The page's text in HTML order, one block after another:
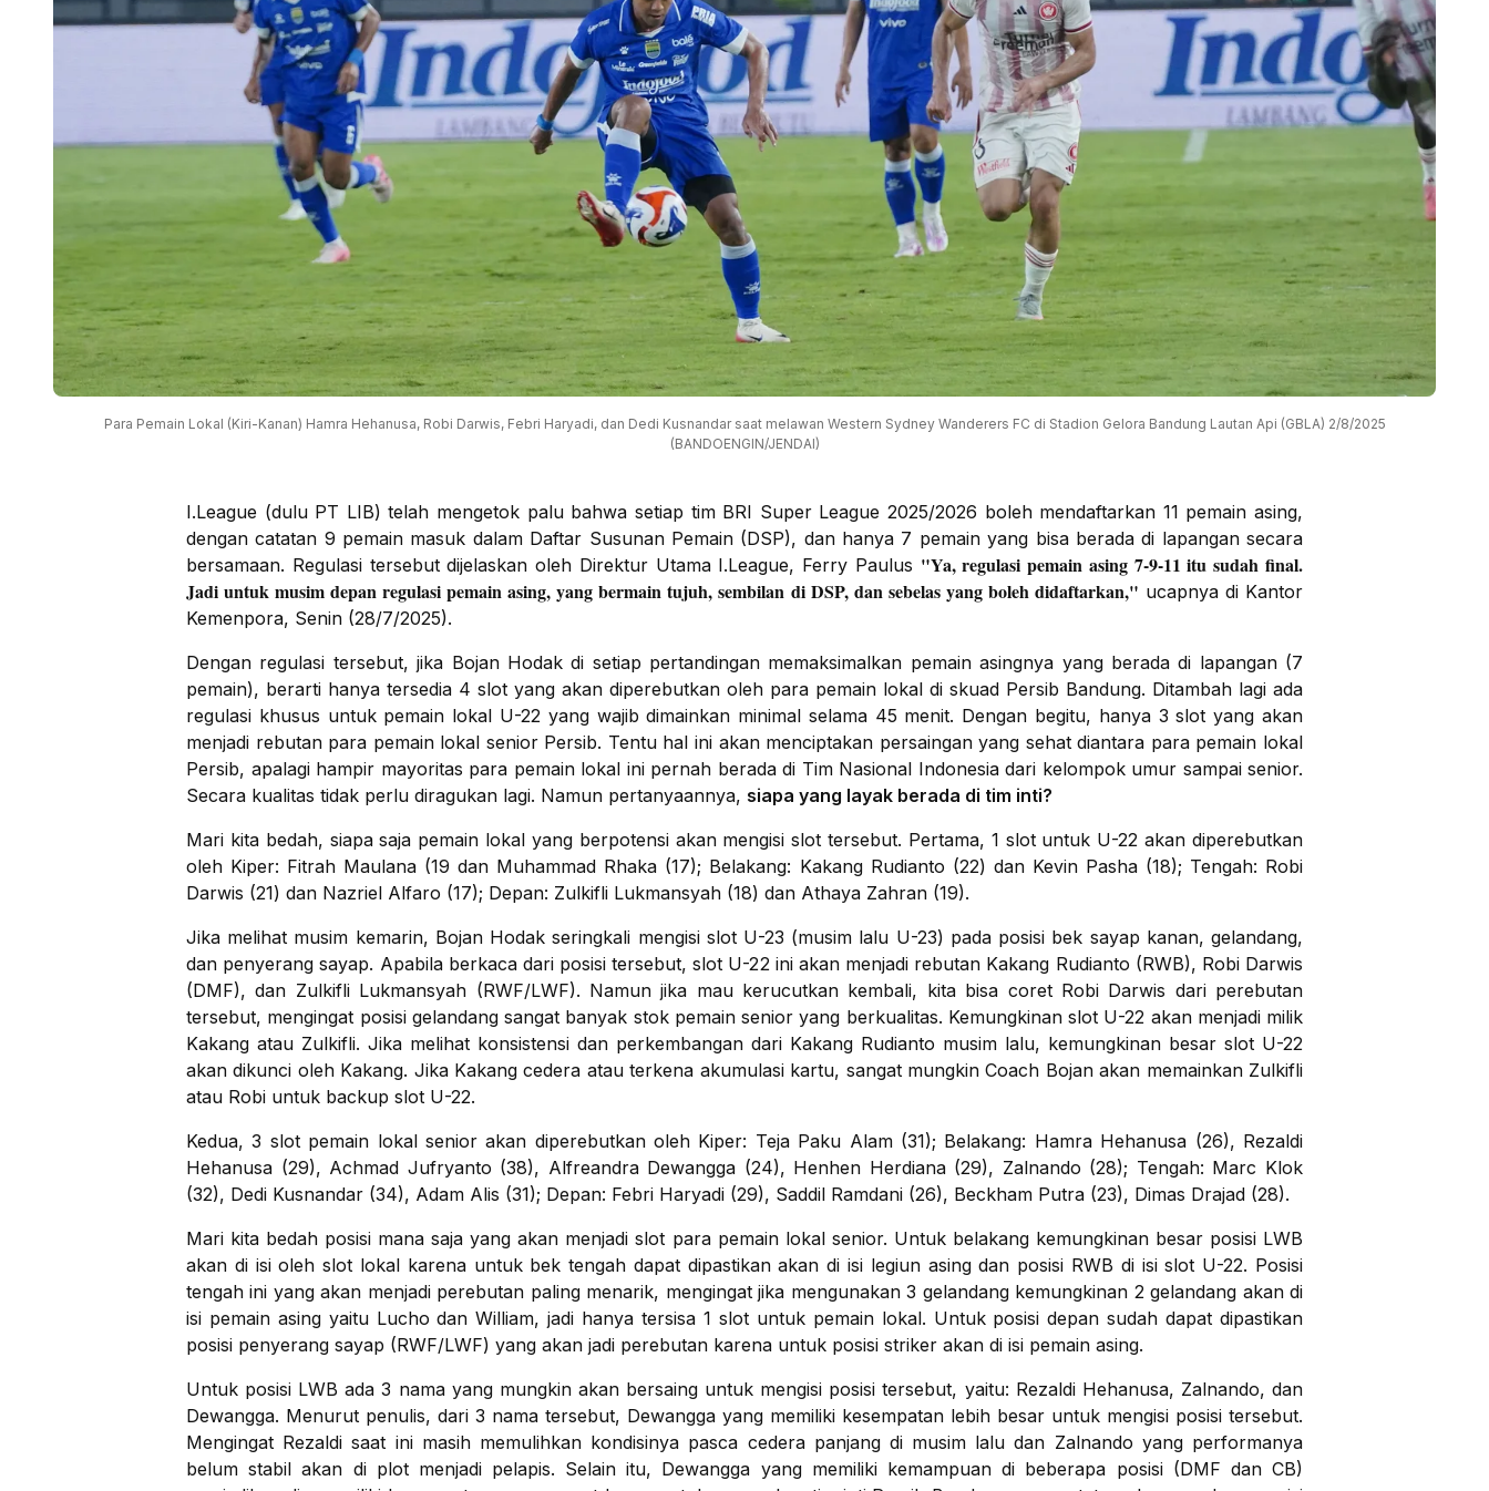
Para Pemain Lokal (Kiri-Kanan) Hamra Hehanusa, Robi Darwis, Febri Haryadi, dan Dedi Kusnandar saat melawan Western Sydney Wanderers FC di Stadion Gelora Bandung Lautan Api (GBLA) 2/8/2025
(BANDOENGIN/JENDAI)
I.League (dulu PT LIB) telah mengetok palu bahwa setiap tim BRI Super League 2025/2026 boleh mendaftarkan 11 pemain asing,
dengan catatan 9 pemain masuk dalam Daftar Susunan Pemain (DSP), dan hanya 7 pemain yang bisa berada di lapangan secara
bersamaan. Regulasi tersebut dijelaskan oleh Direktur Utama I.League, Ferry Paulus "Ya, regulasi pemain asing 7-9-11 itu sudah final.
Jadi untuk musim depan regulasi pemain asing, yang bermain tujuh, sembilan di DSP, dan sebelas yang boleh didaftarkan," ucapnya di Kantor
Kemenpora, Senin (28/7/2025).
Dengan regulasi tersebut, jika Bojan Hodak di setiap pertandingan memaksimalkan pemain asingnya yang berada di lapangan (7
pemain), berarti hanya tersedia 4 slot yang akan diperebutkan oleh para pemain lokal di skuad Persib Bandung. Ditambah lagi ada
regulasi khusus untuk pemain lokal U-22 yang wajib dimainkan minimal selama 45 menit. Dengan begitu, hanya 3 slot yang akan
menjadi rebutan para pemain lokal senior Persib. Tentu hal ini akan menciptakan persaingan yang sehat diantara para pemain lokal
Persib, apalagi hampir mayoritas para pemain lokal ini pernah berada di Tim Nasional Indonesia dari kelompok umur sampai senior.
Secara kualitas tidak perlu diragukan lagi. Namun pertanyaannya, siapa yang layak berada di tim inti?
Mari kita bedah, siapa saja pemain lokal yang berpotensi akan mengisi slot tersebut. Pertama, 1 slot untuk U-22 akan diperebutkan
oleh Kiper: Fitrah Maulana (19 dan Muhammad Rhaka (17); Belakang: Kakang Rudianto (22) dan Kevin Pasha (18); Tengah: Robi
Darwis (21) dan Nazriel Alfaro (17); Depan: Zulkifli Lukmansyah (18) dan Athaya Zahran (19).
Jika melihat musim kemarin, Bojan Hodak seringkali mengisi slot U-23 (musim lalu U-23) pada posisi bek sayap kanan, gelandang,
dan penyerang sayap. Apabila berkaca dari posisi tersebut, slot U-22 ini akan menjadi rebutan Kakang Rudianto (RWB), Robi Darwis
(DMF), dan Zulkifli Lukmansyah (RWF/LWF). Namun jika mau kerucutkan kembali, kita bisa coret Robi Darwis dari perebutan
tersebut, mengingat posisi gelandang sangat banyak stok pemain senior yang berkualitas. Kemungkinan slot U-22 akan menjadi milik
Kakang atau Zulkifli. Jika melihat konsistensi dan perkembangan dari Kakang Rudianto musim lalu, kemungkinan besar slot U-22
akan dikunci oleh Kakang. Jika Kakang cedera atau terkena akumulasi kartu, sangat mungkin Coach Bojan akan memainkan Zulkifli
atau Robi untuk backup slot U-22.
Kedua, 3 slot pemain lokal senior akan diperebutkan oleh Kiper: Teja Paku Alam (31); Belakang: Hamra Hehanusa (26), Rezaldi
Hehanusa (29), Achmad Jufryanto (38), Alfreandra Dewangga (24), Henhen Herdiana (29), Zalnando (28); Tengah: Marc Klok
(32), Dedi Kusnandar (34), Adam Alis (31); Depan: Febri Haryadi (29), Saddil Ramdani (26), Beckham Putra (23), Dimas Drajad (28).
Mari kita bedah posisi mana saja yang akan menjadi slot para pemain lokal senior. Untuk belakang kemungkinan besar posisi LWB
akan di isi oleh slot lokal karena untuk bek tengah dapat dipastikan akan di isi legiun asing dan posisi RWB di isi slot U-22. Posisi
tengah ini yang akan menjadi perebutan paling menarik, mengingat jika mengunakan 3 gelandang kemungkinan 2 gelandang akan di
isi pemain asing yaitu Lucho dan William, jadi hanya tersisa 1 slot untuk pemain lokal. Untuk posisi depan sudah dapat dipastikan
posisi penyerang sayap (RWF/LWF) yang akan jadi perebutan karena untuk posisi striker akan di isi pemain asing.
Untuk posisi LWB ada 3 nama yang mungkin akan bersaing untuk mengisi posisi tersebut, yaitu: Rezaldi Hehanusa, Zalnando, dan
Dewangga. Menurut penulis, dari 3 nama tersebut, Dewangga yang memiliki kesempatan lebih besar untuk mengisi posisi tersebut.
Mengingat Rezaldi saat ini masih memulihkan kondisinya pasca cedera panjang di musim lalu dan Zalnando yang performanya
belum stabil akan di plot menjadi pelapis. Selain itu, Dewangga yang memiliki kemampuan di beberapa posisi (DMF dan CB)